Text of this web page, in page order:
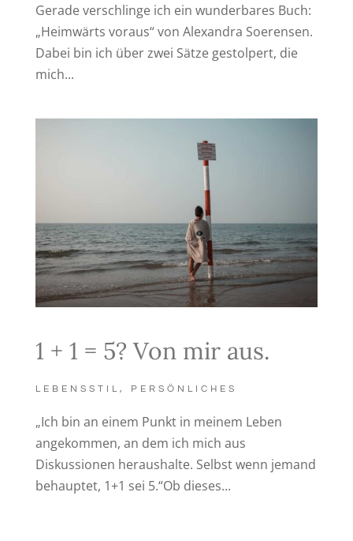
Gerade verschlinge ich ein wunderbares Buch:
„Heimwärts voraus“ von Alexandra Soerensen.
Dabei bin ich über zwei Sätze gestolpert, die
mich...
1 + 1 = 5? Von mir aus.
LEBENSSTIL , PERSÖNLICHES
„Ich bin an einem Punkt in meinem Leben
angekommen, an dem ich mich aus
Diskussionen heraushalte. Selbst wenn jemand
behauptet, 1+1 sei 5.“Ob dieses...